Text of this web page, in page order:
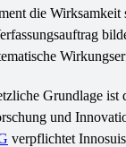
die Wirksamkeit
Grundlage ist
und
verpflichtet